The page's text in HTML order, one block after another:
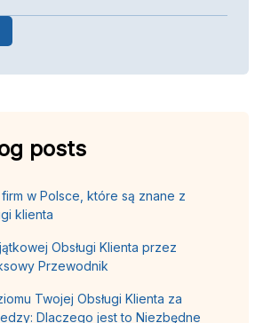
posts
w Polsce, które są znane z
klienta
Obsługi Klienta przez
Przewodnik
Twojej Obsługi Klienta za
Dlaczego jest to Niezbędne